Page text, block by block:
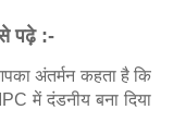
पढ़े :-
अंतर्मन कहता है कि
में दंडनीय बना दिया